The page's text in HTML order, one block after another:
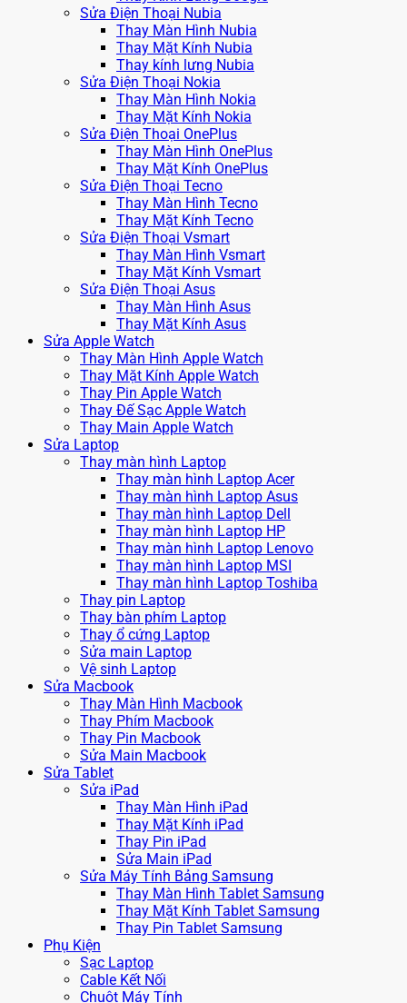
Sửa Điện Thoại Nubia
Thay Màn Hình Nubia
Thay Mặt Kính Nubia
Thay kính lưng Nubia
Sửa Điện Thoại Nokia
Thay Màn Hình Nokia
Thay Mặt Kính Nokia
Sửa Điện Thoại OnePlus
Thay Màn Hình OnePlus
Thay Mặt Kính OnePlus
Sửa Điện Thoại Tecno
Thay Màn Hình Tecno
Thay Mặt Kính Tecno
Sửa Điện Thoại Vsmart
Thay Màn Hình Vsmart
Thay Mặt Kính Vsmart
Sửa Điện Thoại Asus
Thay Màn Hình Asus
Thay Mặt Kính Asus
Sửa Apple Watch
Thay Màn Hình Apple Watch
Thay Mặt Kính Apple Watch
Thay Pin Apple Watch
Thay Đế Sạc Apple Watch
Thay Main Apple Watch
Sửa Laptop
Thay màn hình Laptop
Thay màn hình Laptop Acer
Thay màn hình Laptop Asus
Thay màn hình Laptop Dell
Thay màn hình Laptop HP
Thay màn hình Laptop Lenovo
Thay màn hình Laptop MSI
Thay màn hình Laptop Toshiba
Thay pin Laptop
Thay bàn phím Laptop
Thay ổ cứng Laptop
Sửa main Laptop
Vệ sinh Laptop
Sửa Macbook
Thay Màn Hình Macbook
Thay Phím Macbook
Thay Pin Macbook
Sửa Main Macbook
Sửa Tablet
Sửa iPad
Thay Màn Hình iPad
Thay Mặt Kính iPad
Thay Pin iPad
Sửa Main iPad
Sửa Máy Tính Bảng Samsung
Thay Màn Hình Tablet Samsung
Thay Mặt Kính Tablet Samsung
Thay Pin Tablet Samsung
Phụ Kiện
Sạc Laptop
Cable Kết Nối
Chuột Máy Tính